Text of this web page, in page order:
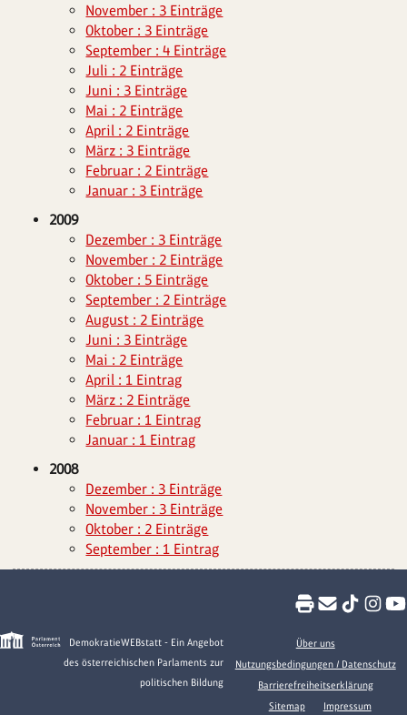
November : 3 Einträge
Oktober : 3 Einträge
September : 4 Einträge
Juli : 2 Einträge
Juni : 3 Einträge
Mai : 2 Einträge
April : 2 Einträge
März : 3 Einträge
Februar : 2 Einträge
Januar : 3 Einträge
2009
Dezember : 3 Einträge
November : 2 Einträge
Oktober : 5 Einträge
September : 2 Einträge
August : 2 Einträge
Juni : 3 Einträge
Mai : 2 Einträge
April : 1 Eintrag
März : 2 Einträge
Februar : 1 Eintrag
Januar : 1 Eintrag
2008
Dezember : 3 Einträge
November : 3 Einträge
Oktober : 2 Einträge
September : 1 Eintrag
DemokratieWEBstatt - Ein Angebot
des österreichischen Parlaments zur
politischen Bildung
Über uns
Nutzungsbedingungen / Datenschutz
Barrierefreiheitserklärung
Sitemap
Impressum